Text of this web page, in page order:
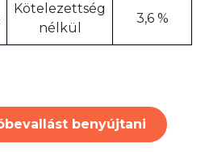
Kötelezettség
nélkül
3,6 %
benyújtani